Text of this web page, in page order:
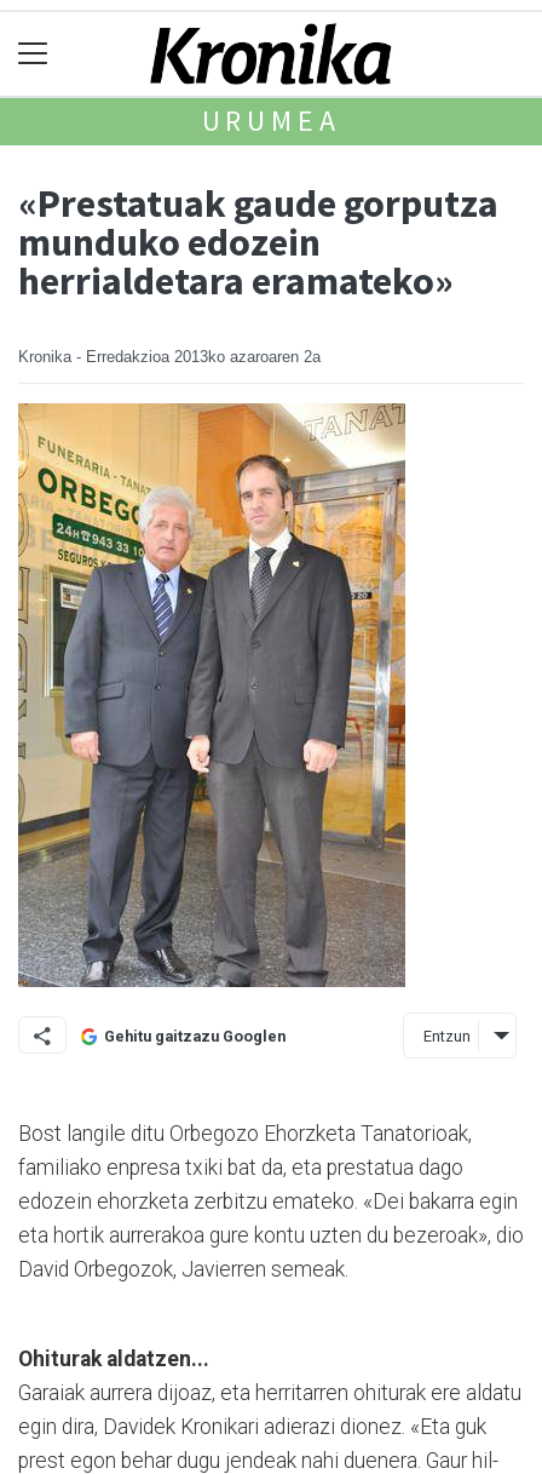
URUMEA
«Prestatuak gaude gorputza
munduko edozein
herrialdetara eramateko»
Kronika - Erredakzioa 2013ko azaroaren 2a
Gehitu gaitzazu Googlen Entzun
Bost langile ditu Orbegozo Ehorzketa Tanatorioak,
familiako enpresa txiki bat da, eta prestatua dago
edozein ehorz­­­keta zerbitzu emateko. «Dei bakarra egin
eta hortik aurrerakoa gure kontu uzten du bezeroak», dio
David Or­begozok, Javierren semeak.
Ohiturak aldatzen...
Garaiak aurrera dijoaz, eta herritarren ohiturak ere aldatu
egin dira, Davidek Kro­nikari adierazi dionez. «Eta guk
prest egon behar dugu jendeak nahi duenera. Gaur hil­